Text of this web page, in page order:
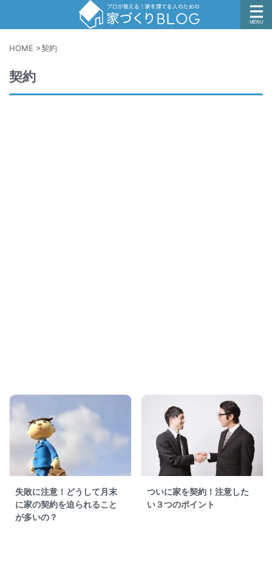
HOME >契約
契約
失敗に注意！どうして月末
に家の契約を迫られること
が多いの？
ついに家を契約！注意した
い３つのポイント